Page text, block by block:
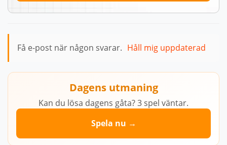
Få e-post när någon svarar. Håll mig uppdaterad
Dagens utmaning
Kan du lösa dagens gåta? 3 spel väntar.
Spela nu →